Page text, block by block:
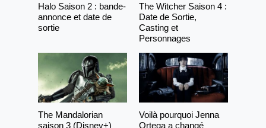
Halo Saison 2 : bande-
annonce et date de
sortie
The Witcher Saison 4 :
Date de Sortie,
Casting et
Personnages
The Mandalorian
saison 3 (Disney+)
Voilà pourquoi Jenna
Ortega a changé